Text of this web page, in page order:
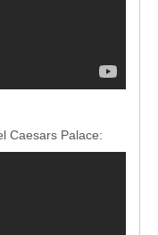
Caesars Palace: